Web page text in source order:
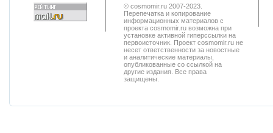
© cosmomir.ru 2007-2023.
Перепечатка и копирование
информационных материалов с
проекта cosmomir.ru возможна при
установке активной гиперссылки на
первоисточник. Проект cosmomir.ru не
несет ответственности за новостные
и аналитические материалы,
опубликованные со ссылкой на
другие издания. Все права
защищены.